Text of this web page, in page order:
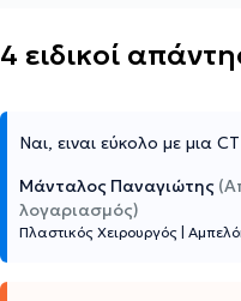
4 ειδικοί
Ναι, ειναι εύκολο με μια
Μάνταλος Παναγιώτης
λογαριασμός)
Πλαστικός Χειρουργός